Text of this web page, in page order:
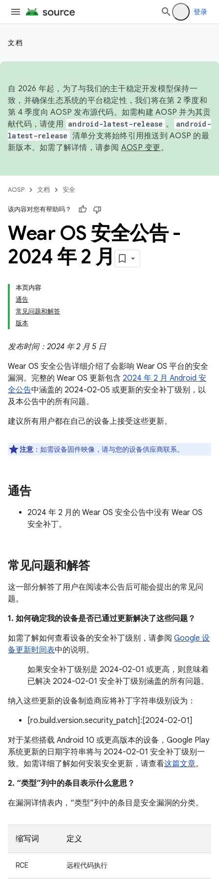
登录
文档
自 2026 年起，为了与我们的主干稳定开发模型保持一
致，并确保生态系统的平台稳定性，我们将在第 2 季度和
第 4 季度向 AOSP 发布源代码。如需构建 AOSP 并为其贡
献代码，请使用 android-latest-release 。
android-
latest-release 清单分支将始终引用推送到 AOSP 的最
新版本。如需了解详情，请参阅 AOSP 变更。
AOSP 文档 安全
该内容对您有帮助吗？
Wear OS 安全公告 -
2024 年 2 月
本页内容
通告
常见问题和解答
版本
发布时间：2024 年 2 月 5 日
Wear OS 安全公告详细介绍了会影响 Wear OS 平台的安全
漏洞。完整的 Wear OS 更新包含 2024 年 2 月 Android 安
全公告中涵盖的 2024-02-05 或更新的安全补丁级别，以
及本公告中的所有问题。
建议所有用户都在自己的设备上接受这些更新。
注意 ：如需设备固件映像，请与您的设备供应商联系。
通告
2024 年 2 月的 Wear OS 安全公告中没有 Wear OS
安全补丁。
常见问题和解答
这一部分解答了用户在阅读本公告后可能会提出的常见问
题。
1. 如何确定我的设备是否已通过更新解决了这些问题？
如需了解如何查看设备的安全补丁级别，请参阅 Google 设
备更新时间表中的说明。
如果安全补丁级别是 2024-02-01 或更高，则意味着
已解决 2024-02-01 安全补丁级别涵盖的所有问题。
纳入这些更新的设备制造商应将补丁字符串级别设为：
[ro.build.version.security_patch]:[2024-02-01]
对于某些搭载 Android 10 或更高版本的设备，Google Play
系统更新的日期字符串将与 2024-02-01 安全补丁级别一
致。如需详细了解如何安装安全更新，请查看这篇文章。
2. “类型”列中的条目表示什么意思？
在漏洞详情表内，“类型”列中的条目是安全漏洞的分类。
缩写词 定义
RCE 远程代码执行